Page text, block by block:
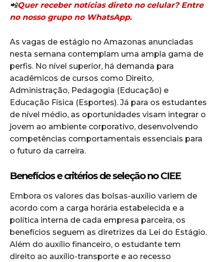
📲Quer receber notícias direto no celular? Entre
no nosso grupo no WhatsApp.
As vagas de estágio no Amazonas anunciadas
nesta semana contemplam uma ampla gama de
perfis. No nível superior, há demanda para
acadêmicos de cursos como Direito,
Administração, Pedagogia (Educação) e
Educação Física (Esportes). Já para os estudantes
de nível médio, as oportunidades visam integrar o
jovem ao ambiente corporativo, desenvolvendo
competências comportamentais essenciais para
o futuro da carreira.
Benefícios e critérios de seleção no CIEE
Embora os valores das bolsas-auxílio variem de
acordo com a carga horária estabelecida e a
política interna de cada empresa parceira, os
benefícios seguem as diretrizes da Lei do Estágio.
Além do auxílio financeiro, o estudante tem
direito ao auxílio-transporte e ao recesso